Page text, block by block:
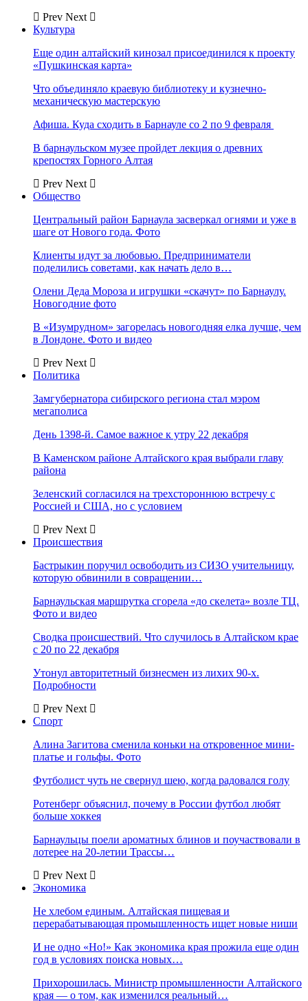
Prev Next
Культура
Еще один алтайский кинозал присоединился к проекту
«Пушкинская карта»
Что объединяло краевую библиотеку и кузнечно-
механическую мастерскую
Афиша. Куда сходить в Барнауле со 2 по 9 февраля
В барнаульском музее пройдет лекция о древних
крепостях Горного Алтая
Prev Next
Общество
Центральный район Барнаула засверкал огнями и уже в
шаге от Нового года. Фото
Клиенты идут за любовью. Предприниматели
поделились советами, как начать дело в…
Олени Деда Мороза и игрушки «скачут» по Барнаулу.
Новогодние фото
В «Изумрудном» загорелась новогодняя елка лучше, чем
в Лондоне. Фото и видео
Prev Next
Политика
Замгубернатора сибирского региона стал мэром
мегаполиса
День 1398-й. Самое важное к утру 22 декабря
В Каменском районе Алтайского края выбрали главу
района
Зеленский согласился на трехстороннюю встречу с
Россией и США, но с условием
Prev Next
Происшествия
Бастрыкин поручил освободить из СИЗО учительницу,
которую обвинили в совращении…
Барнаульская маршрутка сгорела «до скелета» возле ТЦ.
Фото и видео
Сводка происшествий. Что случилось в Алтайском крае
с 20 по 22 декабря
Утонул авторитетный бизнесмен из лихих 90-х.
Подробности
Prev Next
Спорт
Алина Загитова сменила коньки на откровенное мини-
платье и гольфы. Фото
Футболист чуть не свернул шею, когда радовался голу
Ротенберг объяснил, почему в России футбол любят
больше хоккея
Барнаульцы поели ароматных блинов и поучаствовали в
лотерее на 20-летии Трассы…
Prev Next
Экономика
Не хлебом единым. Алтайская пищевая и
перерабатывающая промышленность ищет новые ниши
И не одно «Но!» Как экономика края прожила еще один
год в условиях поиска новых…
Прихорошилась. Министр промышленности Алтайского
края — о том, как изменился реальный…